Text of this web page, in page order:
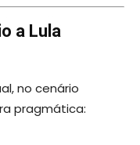
a Lula
no cenário
pragmática: